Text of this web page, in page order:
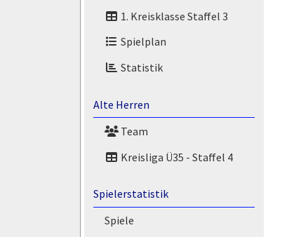
1. Kreisklasse Staffel 3
Spielplan
Statistik
Alte Herren
Team
Kreisliga Ü35 - Staffel 4
Spielerstatistik
Spiele